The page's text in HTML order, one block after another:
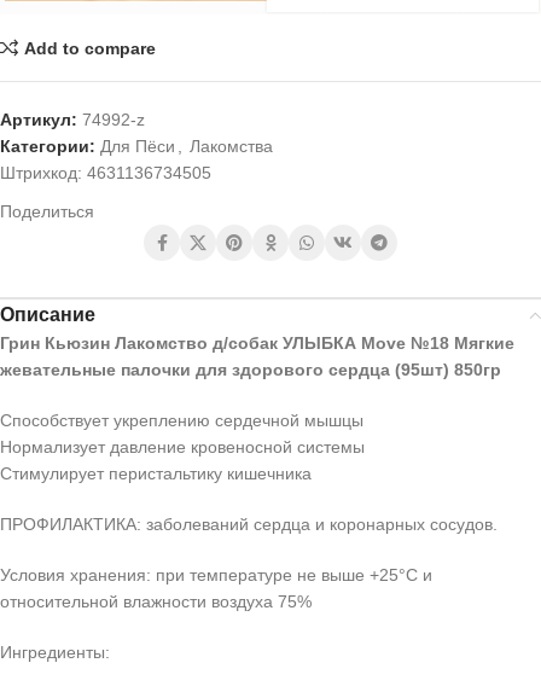
Add to compare
Артикул: 74992-z
Категории: Для Пёси
Лакомства
Штрихкод: 4631136734505
Поделиться
Описание
Грин Кьюзин Лакомство д/собак УЛЫБКА Move №18 Мягкие
жевательные палочки для здорового сердца (95шт) 850гр
Способствует укреплению сердечной мышцы
Нормализует давление кровеносной системы
Стимулирует перистальтику кишечника
ПРОФИЛАКТИКА: заболеваний сердца и коронарных сосудов.
Условия хранения: при температуре не выше +25°С и
относительной влажности воздуха 75%
Ингредиенты: